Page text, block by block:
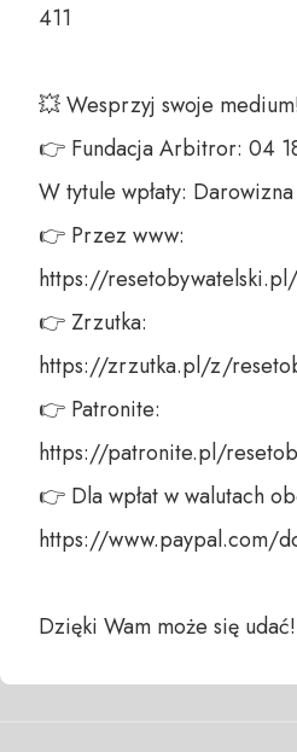
411
💥 Wesprzyj swoje
👉 Fundacja Arbitror: 04
W tytule wpłaty:
👉 Przez www:
https://resetobywatelski.pl/
👉 Zrzutka:
https://zrzutka.pl/z/
👉 Patronite:
https://patronite.pl/
👉 Dla wpłat w walutach
https://www.paypal.com/
Dzięki Wam może się udać!